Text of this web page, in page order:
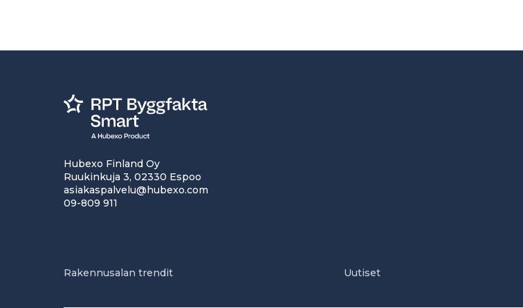
Hubexo Finland Oy
Ruukinkuja 3, 02330 Espoo
asiakaspalvelu@hubexo.com
09-809 911
Rakennusalan trendit Uutiset